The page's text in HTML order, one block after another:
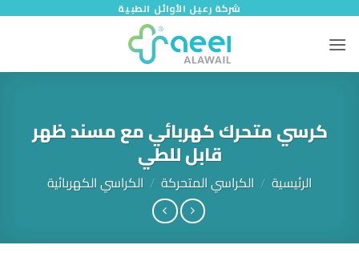
شركة رعيل الأوائل الطبية
كرسي متحرك كهربائي مع مسند ظهر
قابل للطي
الرئيسية / الكراسي المتحركة / الكراسي الكهربائية